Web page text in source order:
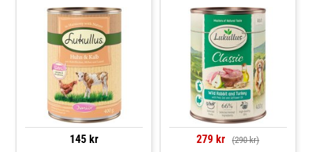
145 kr 279 kr (290 kr)